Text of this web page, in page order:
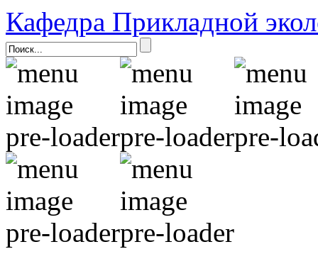
Кафедра Прикладной